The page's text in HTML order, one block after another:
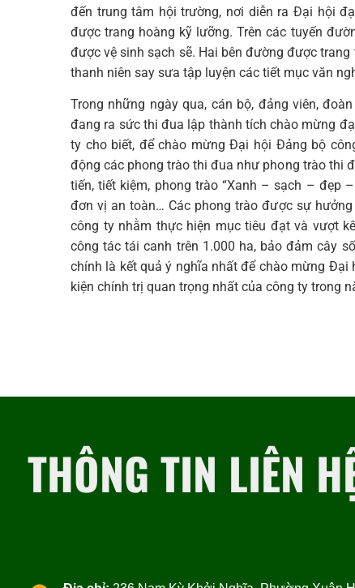
đến trung tâm hội trường, nơi diễn ra Đại hội
được trang hoàng kỹ lưỡng. Trên các tuyến
được vệ sinh sạch sẽ. Hai bên đường được
thanh niên say sưa tập luyện các tiết mục văn
Trong những ngày qua, cán bộ, đảng viên,
đang ra sức thi đua lập thành tích chào mừng
ty cho biết, để chào mừng Đại hội Đảng bộ
động các phong trào thi đua như phong trào thi
tiến, tiết kiệm, phong trào “Xanh – sạch – đẹp
đơn vị an toàn… Các phong trào được sự
công ty nhằm thực hiện mục tiêu đạt và vượt
công tác tái canh trên 1.000 ha, bảo đảm cây
chính là kết quả ý nghĩa nhất để chào mừng
kiện chính trị quan trọng nhất của công ty trong
THÔNG TIN LIÊN